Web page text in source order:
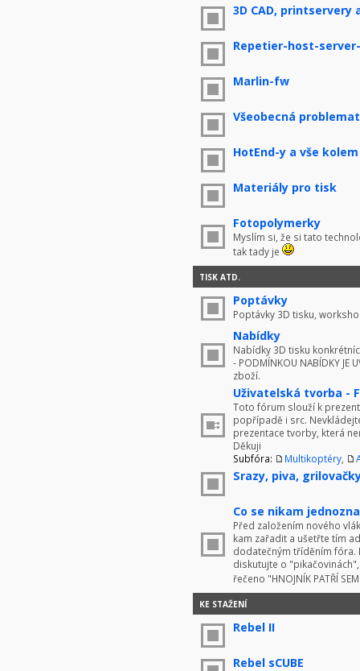
3D CAD, printservery
Repetier-host-
Marlin-fw
Všeobecná
HotEnd-y a vše kolem
Materiály pro tisk
Fotopolymerky
Myslím si, že si tato
tak tady je
TISK ATD.
Poptávky
Poptávky 3D tisku,
Nabídky
Nabídky 3D tisku
- PODMÍNKOU NABÍDKY JE
zboží.
Uživatelská tvorba -
Toto fórum slouží k
popřípadě i src.
prezentace tvorby, která
Děkuji
Subfóra:
Multikoptéry
Srazy, piva,
Co se nikam
Před založením nového
kam zařadit a ušetřte tím
dodatečným tříděním fóra.
diskutujte o
řečeno "HNOJNÍK PATŘÍ
KE STAŽENÍ
Rebel II
Rebel sCUBE